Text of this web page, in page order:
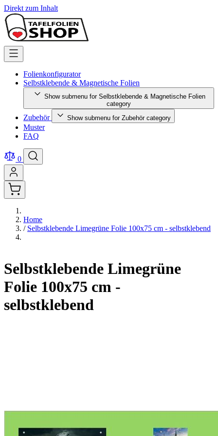
Direkt zum Inhalt
Folienkonfigurator
Selbstklebende & Magnetische Folien
Show submenu for Selbstklebende & Magnetische Folien
category
Zubehör Show submenu for Zubehör category
Muster
FAQ
0
Home
/ Selbstklebende Limegrüne Folie 100x75 cm - selbstklebend
Selbstklebende Limegrüne
Folie 100x75 cm -
selbstklebend